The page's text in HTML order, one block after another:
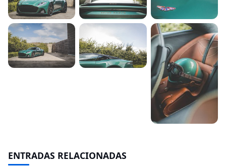
ENTRADAS RELACIONADAS